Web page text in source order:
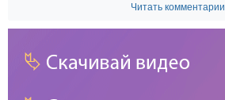
Читать комментарии